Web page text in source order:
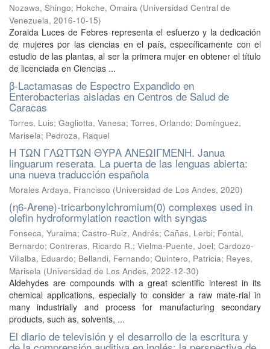
Nozawa, Shingo; Hokche, Omaira (Universidad Central de
Venezuela, 2016-10-15)
Zoraida Luces de Febres representa el esfuerzo y la dedicación
de mujeres por las ciencias en el país, específicamente con el
estudio de las plantas, al ser la primera mujer en obtener el título
de licenciada en Ciencias ...
β-Lactamasas de Espectro Expandido en
Enterobacterias aisladas en Centros de Salud de
Caracas
Torres, Luis; Gagliotta, Vanesa; Torres, Orlando; Domínguez,
Marisela; Pedroza, Raquel
Η ΤΩΝ ΓΛΩΤΤΩΝ ΘΥΡΑ ΑΝΕΩΙΓΜΕΝΗ. Janua
linguarum reserata. La puerta de las lenguas abierta:
una nueva traducción española
Morales Ardaya, Francisco (Universidad de Los Andes, 2020)
(η6-Arene)-tricarbonylchromium(0) complexes used in
olefin hydroformylation reaction with syngas
Fonseca, Yuraima; Castro-Ruiz, Andrés; Cañas, Lerbi; Fontal,
Bernardo; Contreras, Ricardo R.; Vielma-Puente, Joel; Cardozo-
Villalba, Eduardo; Bellandi, Fernando; Quintero, Patricia; Reyes,
Marisela (Universidad de Los Andes, 2022-12-30)
Aldehydes are compounds with a great scientific interest in its
chemical applications, especially to consider a raw mate-rial in
many industrially and process for manufacturing secondary
products, such as, solvents, ...
El diario de televisión y el desarrollo de la escritura y